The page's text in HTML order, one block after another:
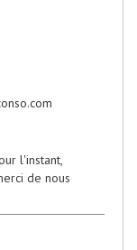
l'instant,
de nous